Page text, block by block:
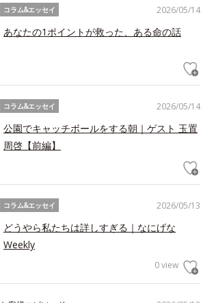
2026/05/14
コラム&エッセイ
あなたの1ポイントが救った、ある命の話
2026/05/14
コラム&エッセイ
公園でキャッチボールをする朝｜ゲスト 玉置
周啓【前編】
2026/05/13
コラム&エッセイ
どうやら私たちは詳しすぎる｜なにげな
Weekly
0 view